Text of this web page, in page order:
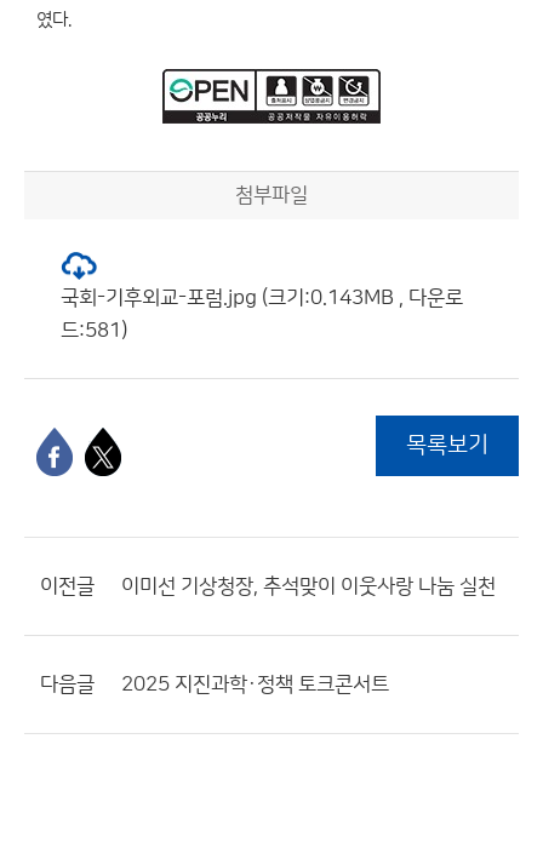
였다.
첨부파일
국회-기후외교-포럼.jpg (크기:0.143MB , 다운로
드:581)
목록보기
이전글 이미선 기상청장, 추석맞이 이웃사랑 나눔 실천
다음글 2025 지진과학·정책 토크콘서트